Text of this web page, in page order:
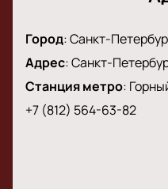
Город:Санкт-
Адрес:Санкт-
Станция метро:
+7 (812) 564-63-82